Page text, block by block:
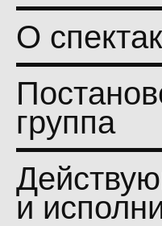
О
группа
и